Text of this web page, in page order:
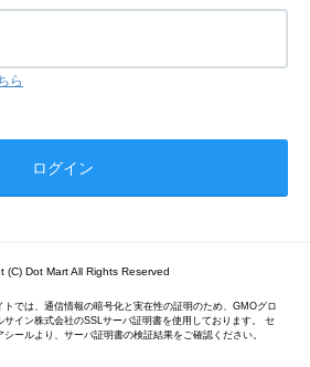
ら
(C) Dot Mart All Rights Reserved
トでは、通信情報の暗号化と実在性の証明のため、GMOグロ
サイン株式会社のSSLサーバ証明書を使用しております。 セ
シールより、サーバ証明書の検証結果をご確認ください。